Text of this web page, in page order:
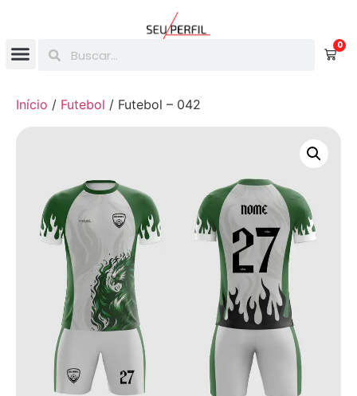
0
Início / Futebol / Futebol – 042